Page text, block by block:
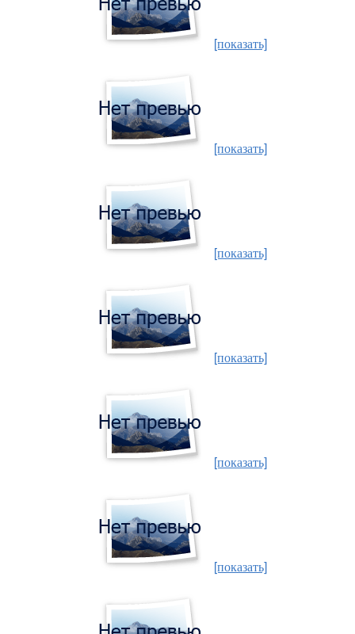
[показать]
[показать]
[показать]
[показать]
[показать]
[показать]